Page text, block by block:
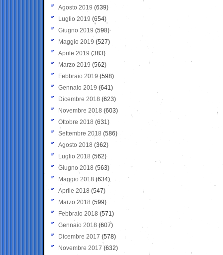
Agosto 2019 (639)
Luglio 2019 (654)
Giugno 2019 (598)
Maggio 2019 (527)
Aprile 2019 (383)
Marzo 2019 (562)
Febbraio 2019 (598)
Gennaio 2019 (641)
Dicembre 2018 (623)
Novembre 2018 (603)
Ottobre 2018 (631)
Settembre 2018 (586)
Agosto 2018 (362)
Luglio 2018 (562)
Giugno 2018 (563)
Maggio 2018 (634)
Aprile 2018 (547)
Marzo 2018 (599)
Febbraio 2018 (571)
Gennaio 2018 (607)
Dicembre 2017 (578)
Novembre 2017 (632)